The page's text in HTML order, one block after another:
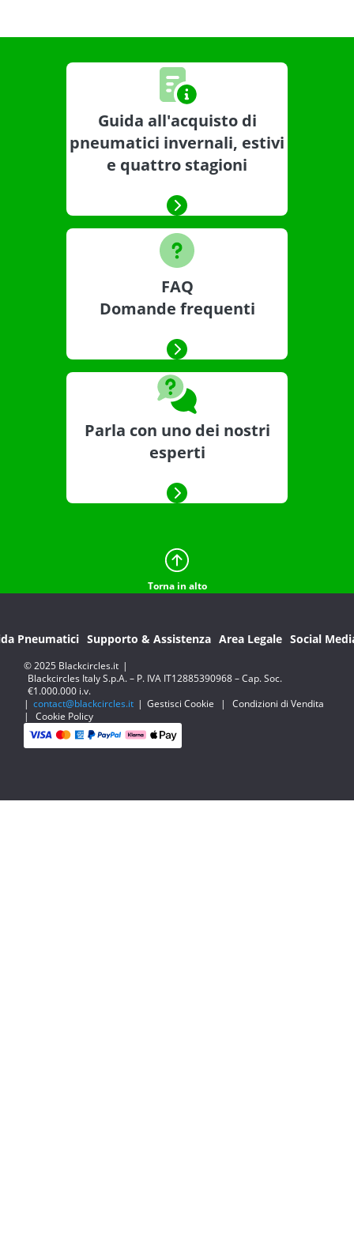
Guida all'acquisto di
pneumatici invernali, estivi
e quattro stagioni
FAQ
Domande frequenti
Parla con uno dei nostri
esperti
Torna in alto
Pneumatici Supporto & Assistenza Area Legale Social
© 2025 Blackcircles.it |
Blackcircles Italy S.p.A. – P. IVA IT12885390968 – Cap. Soc.
€1.000.000 i.v.
| contact@blackcircles.it | Gestisci Cookie |
Condizioni di Vendita
|
Cookie Policy